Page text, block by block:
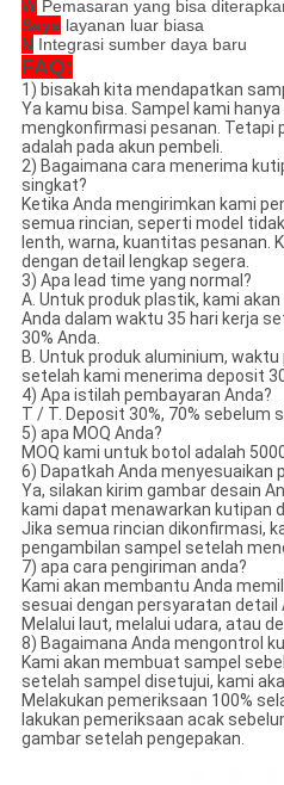
WPemasaran yang bisa
Sayalayanan luar biasa
NIntegrasi sumber daya baru
FAQ:
1) bisakah kita mendapatkan
Ya kamu bisa. Sampel kami
mengkonfirmasi pesanan. Tetapi
adalah pada akun pembeli.
2) Bagaimana cara menerima
singkat?
Ketika Anda mengirimkan kami
semua rincian, seperti model
lenth, warna, kuantitas pesanan.
dengan detail lengkap segera.
3) Apa lead time yang normal?
A. Untuk produk plastik, kami
Anda dalam waktu 35 hari kerja
30% Anda.
B. Untuk produk aluminium,
setelah kami menerima deposit
4) Apa istilah pembayaran Anda?
T / T. Deposit 30%, 70% sebelum
5) apa MOQ Anda?
MOQ kami untuk botol adalah
6) Dapatkah Anda menyesuaikan
Ya, silakan kirim gambar desain
kami dapat menawarkan kutipan
Jika semua rincian dikonfirmasi,
pengambilan sampel setelah
7) apa cara pengiriman anda?
Kami akan membantu Anda
sesuai dengan persyaratan detail
Melalui laut, melalui udara, atau
8) Bagaimana Anda mengontrol
Kami akan membuat sampel
setelah sampel disetujui, kami
Melakukan pemeriksaan 100%
lakukan pemeriksaan acak
gambar setelah pengepakan.